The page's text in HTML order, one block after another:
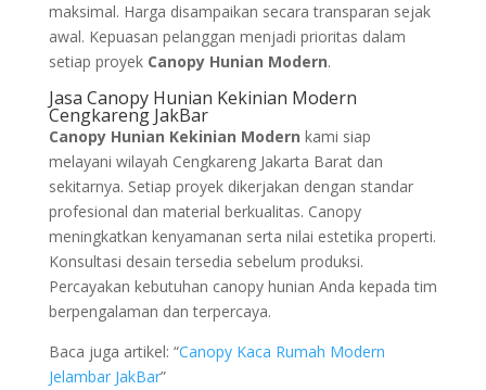
maksimal. Harga disampaikan secara transparan sejak
awal. Kepuasan pelanggan menjadi prioritas dalam
setiap proyek Canopy Hunian Modern.
Jasa Canopy Hunian Kekinian Modern
Cengkareng JakBar
Canopy Hunian Kekinian Modern kami siap
melayani wilayah Cengkareng Jakarta Barat dan
sekitarnya. Setiap proyek dikerjakan dengan standar
profesional dan material berkualitas. Canopy
meningkatkan kenyamanan serta nilai estetika properti.
Konsultasi desain tersedia sebelum produksi.
Percayakan kebutuhan canopy hunian Anda kepada tim
berpengalaman dan terpercaya.
Baca juga artikel: “Canopy Kaca Rumah Modern
Jelambar JakBar”